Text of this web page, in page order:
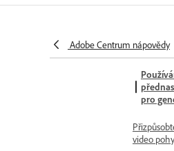
Adobe Centrum nápovědy
na
pro
video